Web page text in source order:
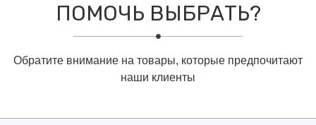
ПОМОЧЬ ВЫБРАТЬ?
Обратите внимание на товары, которые предпочитают
наши клиенты